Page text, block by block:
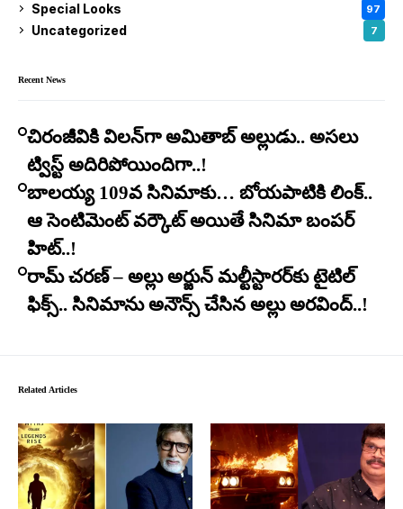
Special Looks 97
Uncategorized 7
Recent News
చిరంజీవికి విలన్‌గా అమితాబ్ అల్లుడు.. అసలు
ట్విస్ట్ అదిరిపోయిందిగా..!
బాలయ్య 109వ సినిమాకు… బోయపాటికి లింక్..
ఆ సెంటిమెంట్ వర్కౌట్ అయితే సినిమా బంపర్
హిట్..!
రామ్ చరణ్ – అల్లు అర్జున్ మల్టీస్టారర్​కు టైటిల్
ఫిక్స్.. సినిమాను అనౌన్స్ చేసిన అల్లు అరవింద్..!
Related Articles